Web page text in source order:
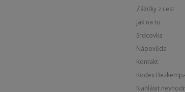
Zážitky z cest
Jak na to
Srdcovka
Nápověda
Kontakt
Kodex
Nahlásit